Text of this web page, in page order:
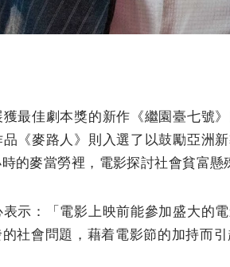
最佳劇本獎的新作《繼園臺七號
《麥路人》則入選了以鼓勵亞洲
的麥當勞裡，電影探討社會貧富懸
示：「電影上映前能參加盛大的
社會問題，藉着電影節的加持而